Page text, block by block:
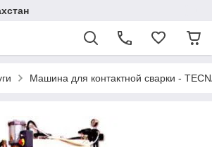
Машина для контактной сварки -